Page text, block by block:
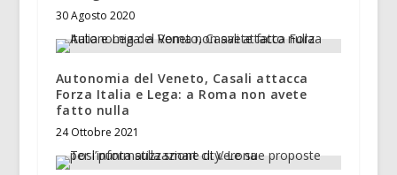
30 Agosto 2020
Autonomia del Veneto, Casali attacca
Forza Italia e Lega: a Roma non avete
fatto nulla
24 Ottobre 2021